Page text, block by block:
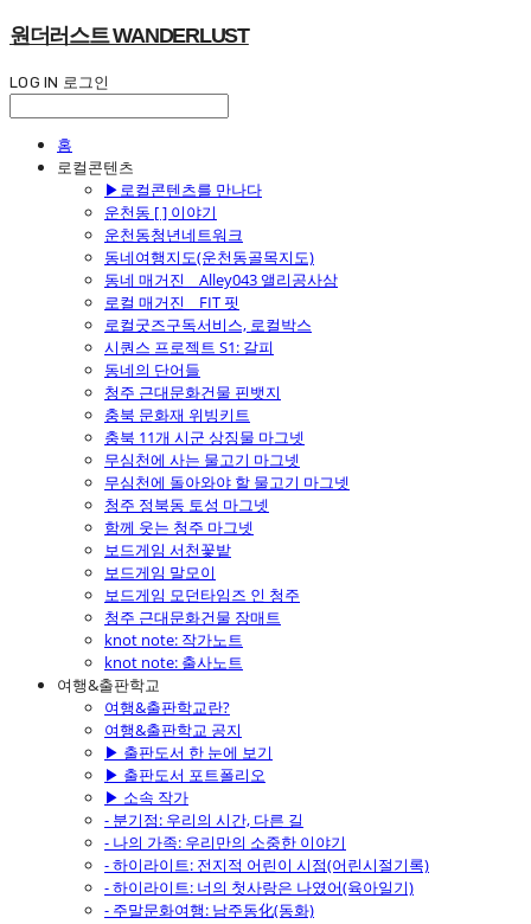
원더러스트 WANDERLUST
LOG IN 로그인
홈
로컬콘텐츠
▶로컬콘텐츠를 만나다
운천동 [ ] 이야기
운천동청년네트워크
동네여행지도(운천동골목지도)
동네 매거진 _ Alley043 앨리공사삼
로컬 매거진 _ FIT 핏
로컬굿즈구독서비스, 로컬박스
시퀀스 프로젝트 S1: 갈피
동네의 단어들
청주 근대문화건물 핀뱃지
충북 문화재 위빙키트
충북 11개 시군 상징물 마그넷
무심천에 사는 물고기 마그넷
무심천에 돌아와야 할 물고기 마그넷
청주 정북동 토성 마그넷
함께 웃는 청주 마그넷
보드게임 서천꽃밭
보드게임 말모이
보드게임 모던타임즈 인 청주
청주 근대문화건물 장매트
knot note: 작가노트
knot note: 출사노트
여행&출판학교
여행&출판학교란?
여행&출판학교 공지
▶ 출판도서 한 눈에 보기
▶ 출판도서 포트폴리오
▶ 소속 작가
- 분기점: 우리의 시간, 다른 길
- 나의 가족: 우리만의 소중한 이야기
- 하이라이트: 전지적 어린이 시점(어린시절기록)
- 하이라이트: 너의 첫사랑은 나였어(육아일기)
- 주말문화여행: 남주동化(동화)